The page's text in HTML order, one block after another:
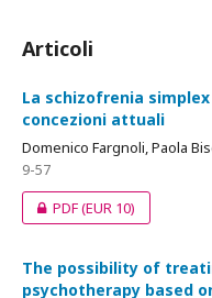
Articoli
La schizofrenia
concezioni attuali
Domenico Fargnoli, Paola
9-57
PDF(EUR 10)
The possibility of
psychotherapy based